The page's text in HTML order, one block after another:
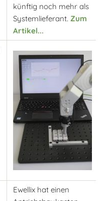
künftig noch mehr als
Systemlieferant. Zum
Artikel...
Ewellix hat einen